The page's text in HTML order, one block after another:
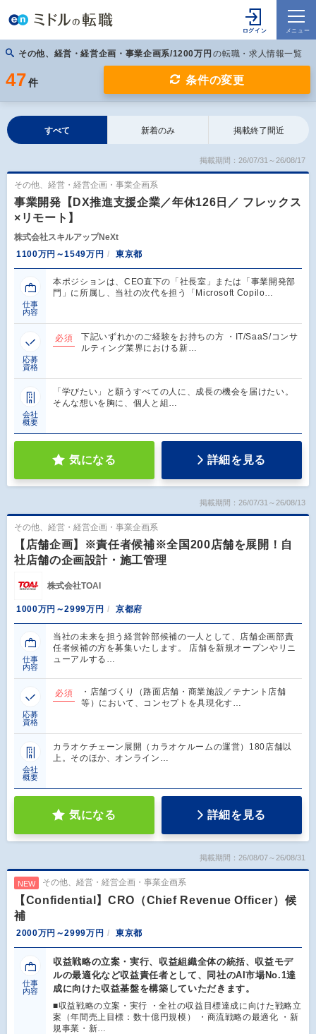
その他、経営・経営企画・事業企画系/1200万円 の転職・求人情報一覧
47 件 条件の変更
すべて 新着のみ 掲載終了間近
掲載期間：26/07/31～26/08/17
その他、経営・経営企画・事業企画系
事業開発【DX推進支援企業／年休126日／ フレックス
×リモート】
株式会社スキルアップNeXt
1100万円～1549万円
東京都
仕事
内容
本ポジションは、CEO直下の「社長室」または「事業開発部
門」に所属し、当社の次代を担う「Microsoft Copilo…
応募
資格
必須
下記いずれかのご経験をお持ちの方 ・IT/SaaS/コンサ
ルティング業界における新…
会社
概要
「学びたい」と願うすべての人に、成長の機会を届けたい。
そんな想いを胸に、個人と組…
気になる 詳細を見る
掲載期間：26/07/31～26/08/13
その他、経営・経営企画・事業企画系
【店舗企画】※責任者候補※全国200店舗を展開！自
社店舗の企画設計・施工管理
株式会社TOAI
1000万円～2999万円 京都府
仕事
内容
当社の未来を担う経営幹部候補の一人として、店舗企画部責
任者候補の方を募集いたします。 店舗を新規オープンやリニ
ューアルする…
応募
資格
必須
・店舗づくり（路面店舗・商業施設／テナント店舗
等）において、コンセプトを具現化す…
会社
概要
カラオケチェーン展開（カラオケルームの運営）180店舗以
上。そのほか、オンライン…
気になる 詳細を見る
掲載期間：26/08/07～26/08/31
NEW その他、経営・経営企画・事業企画系
【Confidential】CRO（Chief Revenue Officer）候
補
2000万円～2999万円 東京都
仕事
内容
収益戦略の立案・実行、収益組織全体の統括、収益モデ
ルの最適化など収益責任者として、同社のAI市場No.1達
成に向けた収益基盤を構築していただきます。
■収益戦略の立案・実行 ・全社の収益目標達成に向けた戦略立
案（年間売上目標：数十億円規模） ・商流戦略の最適化 ・新
規事業・新…